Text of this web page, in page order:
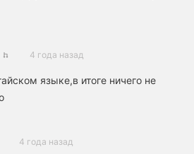
4 года назад
языке,в итоге ничего не
4 года назад